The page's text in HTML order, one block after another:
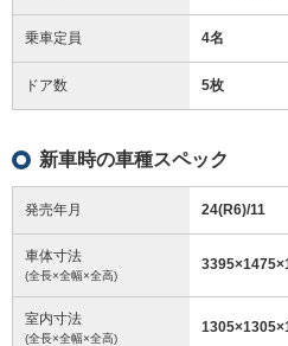
乗車定員 4名
ドア数 5枚
新車時の車種スペック
発売年月 24(R6)/11
車体寸法
(全長×全幅×全高)
3395×1475×
室内寸法
(全長×全幅×全高)
1305×1305×